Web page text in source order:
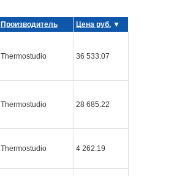
Производитель Цена руб.▼
Thermostudio 36 533.07
Thermostudio 28 685.22
Thermostudio 4 262.19